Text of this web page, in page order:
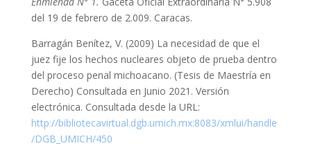
del 19 de febrero de 2.009. Caracas.
Barragán Benítez, V. (2009) La necesidad de que el
juez fije los hechos nucleares objeto de prueba dentro
del proceso penal michoacano. (Tesis de Maestría en
Derecho) Consultada en Junio 2021. Versión
electrónica. Consultada desde la URL:
http://bibliotecavirtual.dgb.umich.mx:8083/xmlui/handle
/DGB_UMICH/450